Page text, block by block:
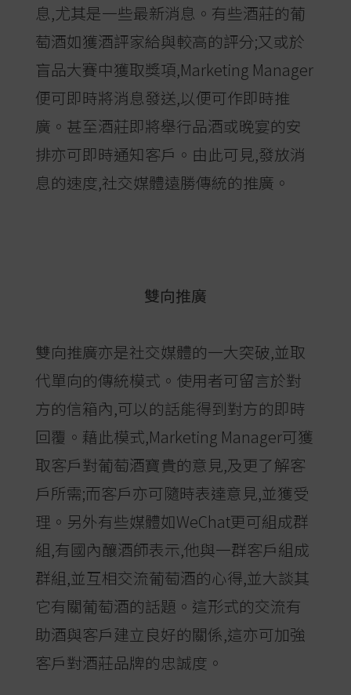
息,尤其是一些最新消息。有些酒莊的葡
萄酒如獲酒評家給與較高的評分;又或於
盲品大賽中獲取獎項,Marketing Manager
便可即時將消息發送,以便可作即時推
廣。甚至酒莊即將舉行品酒或晚宴的安
排亦可即時通知客戶。由此可見,發放消
息的速度,社交媒體遠勝傳統的推廣。
雙向推廣
雙向推廣亦是社交媒體的一大突破,並取
代單向的傳統模式。使用者可留言於對
方的信箱內,可以的話能得到對方的即時
回覆。藉此模式,Marketing Manager可獲
取客戶對葡萄酒寶貴的意見,及更了解客
戶所需;而客戶亦可隨時表達意見,並獲受
理。另外有些媒體如WeChat更可組成群
組,有國內釀酒師表示,他與一群客戶組成
群組,並互相交流葡萄酒的心得,並大談其
它有關葡萄酒的話題。這形式的交流有
助酒與客戶建立良好的關係,這亦可加強
客戶對酒莊品牌的忠誠度。